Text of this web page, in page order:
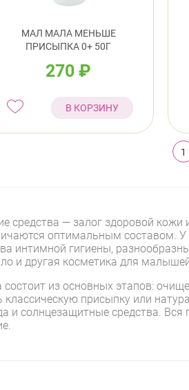
МАЛ МАЛА МЕНЬШЕ
ПРИСЫПКА 0+ 50Г
270₽
В КОРЗИНУ
1
средства — залог здоровой
оптимальным составом.
интимной гигиены,
и другая косметика для
из основных этапов:
присыпку или
и солнцезащитные средства.